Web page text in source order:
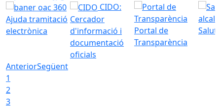
Ajuda tramitació
electrònica
CIDO:
Cercador
d'informació i
documentació
oficials
Portal de
Transparència
AnteriorSegüent
1
2
3